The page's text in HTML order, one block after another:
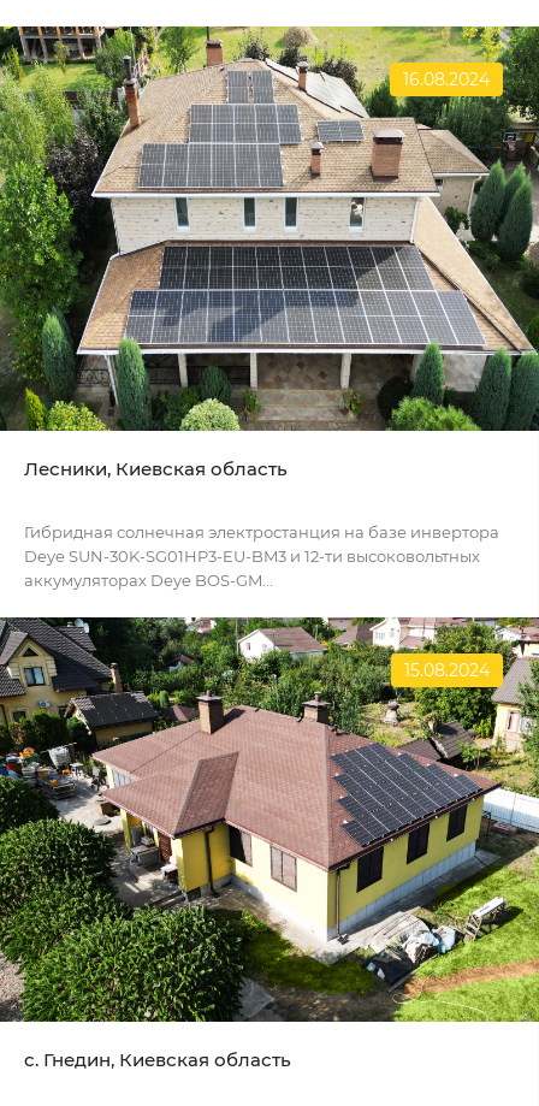
16.08.2024
Лесники, Киевская область
Гибридная солнечная электростанция на базе инвертора
Deye SUN-30K-SG01HP3-EU-BM3 и 12-ти высоковольтных
аккумуляторах Deye BOS-GM...
15.08.2024
c. Гнедин, Киевская область